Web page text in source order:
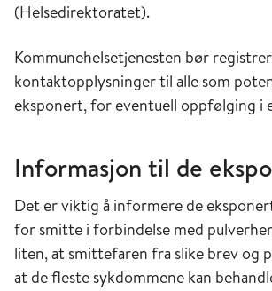
(Helsedirektoratet).
Kommunehelsetjenesten bør
kontaktopplysninger til alle som
eksponert, for eventuell oppfølging i
Informasjon til de
Det er viktig å informere de
for smitte i forbindelse med
liten, at smittefaren fra slike brev og
at de fleste sykdommene kan